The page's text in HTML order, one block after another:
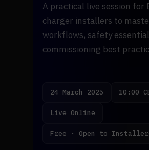
A practical live session for
charger installers to
workflows, safety
commissioning best
24 March 2025 10:00
Live Online
Free · Open to